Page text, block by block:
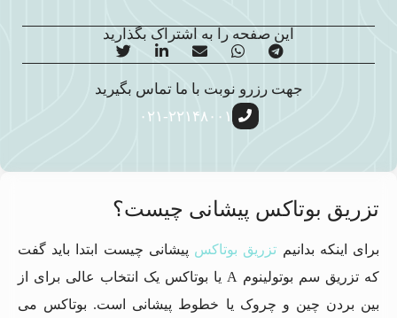
این صفحه را به اشتراک بگذارید
جهت رزرو نوبت با ما تماس بگیرید
۰۲۱-۲۲۱۴۸۰۰۱
تزریق بوتاکس پیشانی چیست؟
برای اینکه بدانیم تزریق بوتاکس پیشانی چیست ابتدا باید گفت
که تزریق سم بوتولینوم A یا بوتاکس یک انتخاب عالی برای از
بین بردن چین و چروک یا خطوط پیشانی است. بوتاکس می